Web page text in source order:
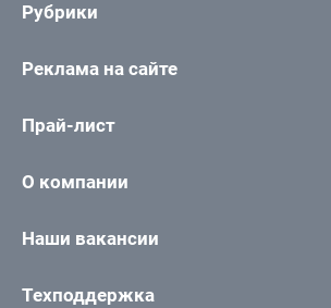
Рубрики
Реклама на сайте
Прай-лист
О компании
Наши вакансии
Техподдержка